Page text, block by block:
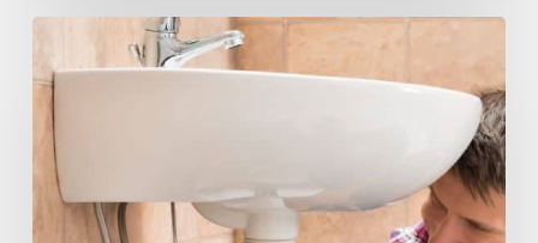
espaço?
de
banheiro:
Veja
itens